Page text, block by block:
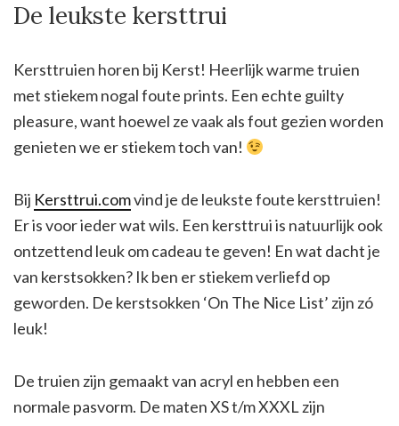
De leukste kersttrui
Kersttruien horen bij Kerst! Heerlijk warme truien
met stiekem nogal foute prints. Een echte guilty
pleasure, want hoewel ze vaak als fout gezien worden
genieten we er stiekem toch van!
Bij Kersttrui.comvind je de leukste foute kersttruien!
Er is voor ieder wat wils. Een kersttrui is natuurlijk ook
ontzettend leuk om cadeau te geven! En wat dacht je
van kerstsokken? Ik ben er stiekem verliefd op
geworden. De kerstsokken ‘On The Nice List’ zijn zó
leuk!
De truien zijn gemaakt van acryl en hebben een
normale pasvorm. De maten XS t/m XXXL zijn